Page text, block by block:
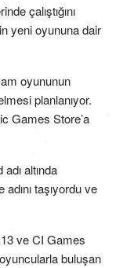
çalıştığını
yeni oyununa dair
oyununun
planlanıyor.
Games Store’a
adı altında
taşıyordu ve
ve CI Games
buluşan